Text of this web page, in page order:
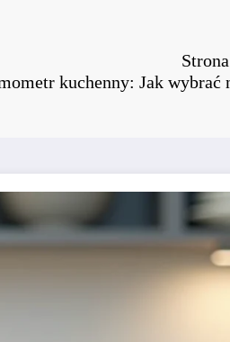
kuchenny: Jak wybrać